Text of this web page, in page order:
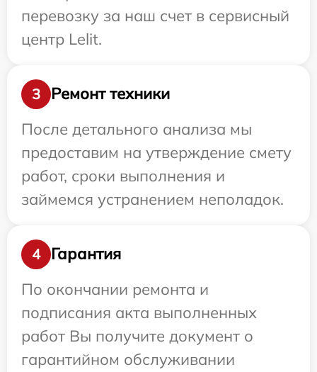
перевозку за наш счет в сервисный
центр Lelit.
3
Ремонт техники
После детального анализа мы
предоставим на утверждение смету
работ, сроки выполнения и
займемся устранением неполадок.
4
Гарантия
По окончании ремонта и
подписания акта выполненных
работ Вы получите документ о
гарантийном обслуживании